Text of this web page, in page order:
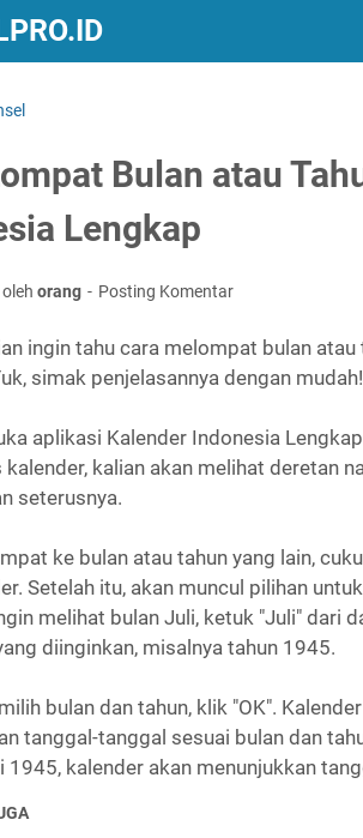
Bulan atau
Lengkap
orang Posting Komentar
ingin tahu cara melompat bulan
simak penjelasannya dengan mudah!
aplikasi Kalender Indonesia
kalender, kalian akan melihat deretan
seterusnya.
ke bulan atau tahun yang lain,
Setelah itu, akan muncul pilihan
melihat bulan Juli, ketuk "Juli" dari
diinginkan, misalnya tahun 1945.
bulan dan tahun, klik "OK".
tanggal-tanggal sesuai bulan dan
1945, kalender akan menunjukkan